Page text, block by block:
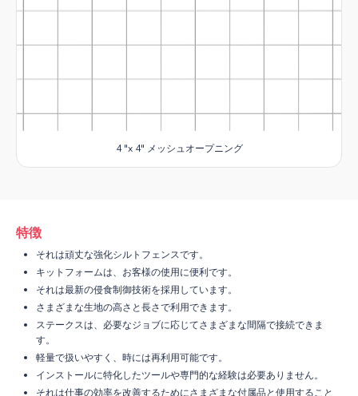
4 "x 4" メッシュオープニング
特徴
それは頑丈な強化シルトフェンスです。
キットフォームは、お客様の使用に便利です。
それは最新の侵食制御技術を採用しています。
さまざまな生地の高さと長さで利用できます。
ステークスは、必要なジョブに応じてさまざまな間隔で接続できま
す。
軽量で扱いやすく、時には再利用可能です。
インストールに特化したツールや専門的な経験は必要ありません。
それは仕事の効率を改善するためにさまざまな付属品と使用すること